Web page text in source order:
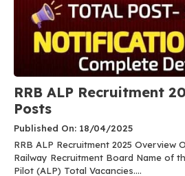
RRB ALP Recruitment
Posts
Published On: 18/04/2025
RRB ALP Recruitment 2025 Overview
Railway Recruitment Board Name of
Pilot (ALP) Total Vacancies....